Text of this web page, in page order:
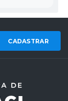
CADASTRAR